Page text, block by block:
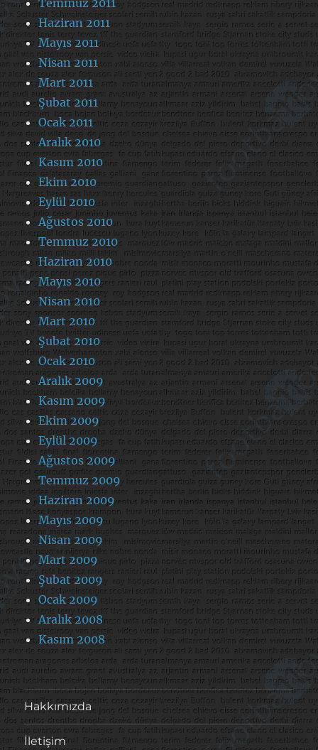
Haziran 2011
Mayıs 2011
Nisan 2011
Mart 2011
Şubat 2011
Ocak 2011
Aralık 2010
Kasım 2010
Ekim 2010
Eylül 2010
Ağustos 2010
Temmuz 2010
Haziran 2010
Mayıs 2010
Nisan 2010
Mart 2010
Şubat 2010
Ocak 2010
Aralık 2009
Kasım 2009
Ekim 2009
Eylül 2009
Ağustos 2009
Temmuz 2009
Haziran 2009
Mayıs 2009
Nisan 2009
Mart 2009
Şubat 2009
Ocak 2009
Aralık 2008
Kasım 2008
Hakkımızda
İletişim